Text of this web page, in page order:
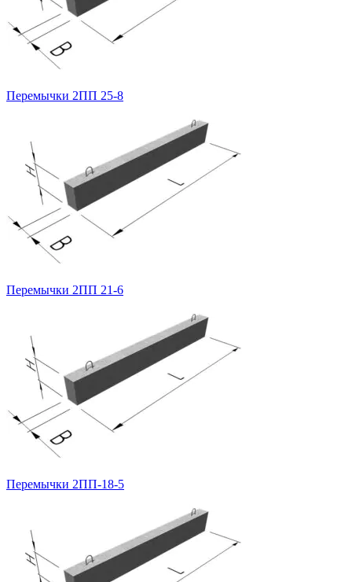
Перемычки 2ПП 25-8
Перемычки 2ПП 21-6
Перемычки 2ПП-18-5